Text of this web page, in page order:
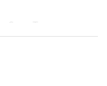
SmarTears
τους χρήστες.
αυτών των